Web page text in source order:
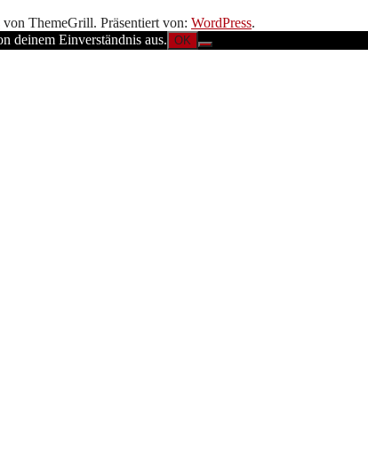
von ThemeGrill. Präsentiert von: WordPress.
deinem Einverständnis aus. OK